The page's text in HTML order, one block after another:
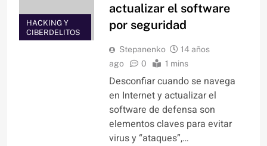
HACKING Y
CIBERDELITOS
actualizar el software
por seguridad
Stepanenko
14 años
ago
0 1 mins
Desconfiar cuando se navega
en Internet y actualizar el
software de defensa son
elementos claves para evitar
virus y “ataques”,…